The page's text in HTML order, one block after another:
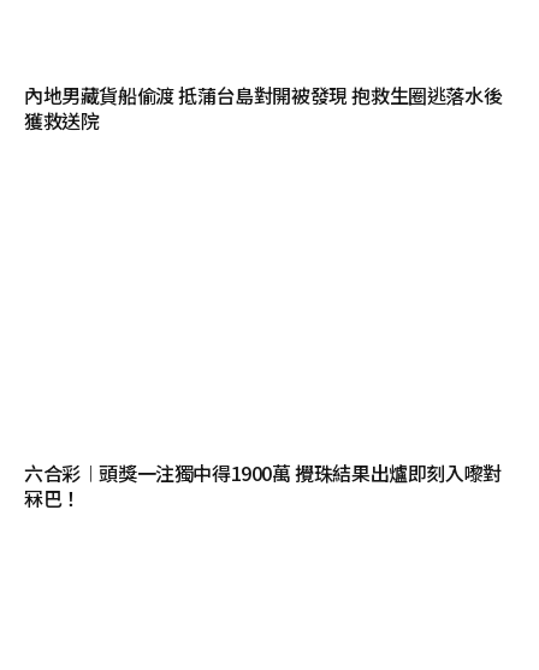
內地男藏貨船偷渡 抵蒲台島對開被發現 抱救生圈逃落水後
獲救送院
六合彩︱頭獎一注獨中得1900萬 攪珠結果出爐即刻入嚟對
冧巴！